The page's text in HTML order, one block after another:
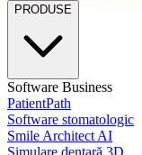
PRODUSE
Software Business
PatientPath
Software stomatologic
Smile Architect AI
Simulare dentară 3D